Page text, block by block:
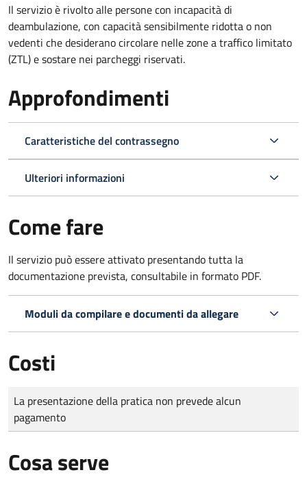
Il servizio è rivolto alle persone con incapacità di
deambulazione, con capacità sensibilmente ridotta o non
vedenti che desiderano circolare nelle zone a traffico limitato
(ZTL) e sostare nei parcheggi riservati.
Approfondimenti
Caratteristiche del contrassegno
Ulteriori informazioni
Come fare
Il servizio può essere attivato presentando tutta la
documentazione prevista, consultabile in formato PDF.
Moduli da compilare e documenti da allegare
Costi
Tipo di pagamento
Importo
La presentazione della pratica non prevede alcun
pagamento
Cosa serve